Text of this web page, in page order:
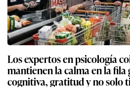
Los expertos en psicología
mantienen la calma en la fila
cognitiva, gratitud y no solo